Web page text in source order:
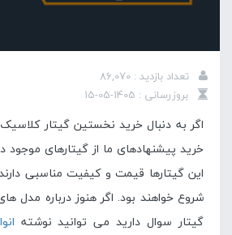
تعداد بازدید : 86,070
بروزرسانی : 1405-05-15
اگر به دنبال خرید نخستین گیتار
خرید پیشنهادهای ما از گیتارهای موجود
این گیتارها قیمت و کیفیت مناسبی
شروع خواهند بود. اگر هنوز درباره
گیتار سوال دارید می توانید نوشته